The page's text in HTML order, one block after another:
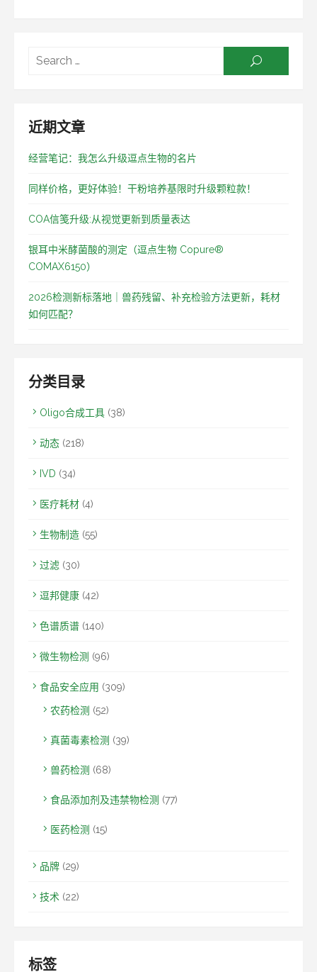
近期文章
经营笔记：我怎么升级逗点生物的名片
同样价格，更好体验！干粉培养基限时升级颗粒款！
COA信笺升级:从视觉更新到质量表达
银耳中米酵菌酸的测定（逗点生物 Copure®
COMAX6150）
2026检测新标落地｜兽药残留、补充检验方法更新，耗材
如何匹配？
分类目录
Oligo合成工具 (38)
动态 (218)
IVD (34)
医疗耗材 (4)
生物制造 (55)
过滤 (30)
逗邦健康 (42)
色谱质谱 (140)
微生物检测 (96)
食品安全应用 (309)
农药检测 (52)
真菌毒素检测 (39)
兽药检测 (68)
食品添加剂及违禁物检测 (77)
医药检测 (15)
品牌 (29)
技术 (22)
标签